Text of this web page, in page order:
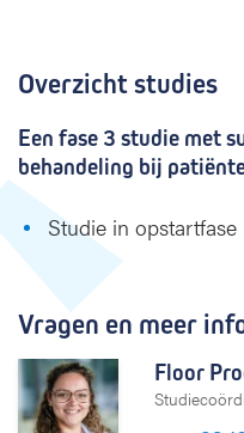
Overzicht studies
Een fase 3 studie met
behandeling bij
Studie in opstartfase
Vragen en meer
Floor